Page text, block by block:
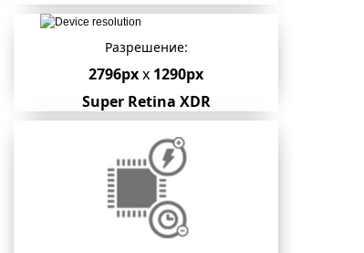
Разрешение:
2796pxx 1290px
Super Retina XDR